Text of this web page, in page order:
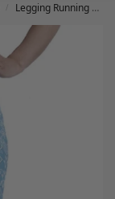
Legging Running Femme